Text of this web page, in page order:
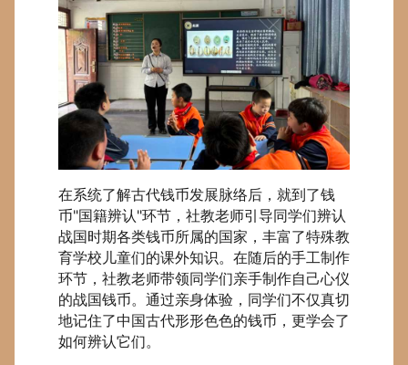
在系统了解古代钱币发展脉络后，就到了钱
币"国籍辨认"环节，社教老师引导同学们辨认
战国时期各类钱币所属的国家，丰富了特殊教
育学校儿童们的课外知识。在随后的手工制作
环节，社教老师带领同学们亲手制作自己心仪
的战国钱币。通过亲身体验，同学们不仅真切
地记住了中国古代形形色色的钱币，更学会了
如何辨认它们。